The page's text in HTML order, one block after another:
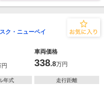
ク・ニューペイ
車両価格
338.8万円
年式
走行距離